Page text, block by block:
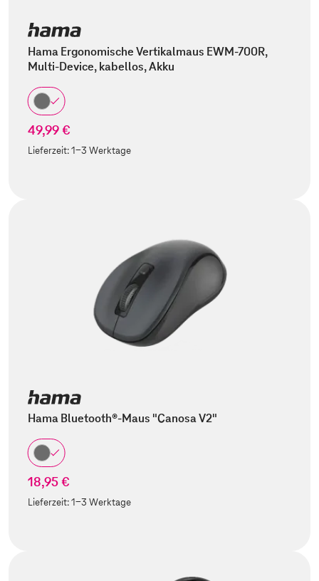
Hama Ergonomische Vertikalmaus EWM-700R,
Multi-Device, kabellos, Akku
49,99 €
Lieferzeit:1-3 Werktage
Hama Bluetooth®-Maus "Canosa V2"
18,95 €
Lieferzeit:1-3 Werktage